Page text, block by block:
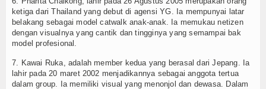
ketiga dari Thailand yang debut di agensi YG. Ia mempunyai latar
belakang sebagai model catwalk anak-anak. Ia memukau netizen
dengan visualnya yang cantik dan tingginya yang semampai bak
model profesional.
7. Kawai Ruka, adalah member kedua yang berasal dari Jepang. Ia
lahir pada 20 maret 2002 menjadikannya sebagai anggota tertua
dalam group. Ia memiliki visual yang menonjol dan dewasa. Dalam